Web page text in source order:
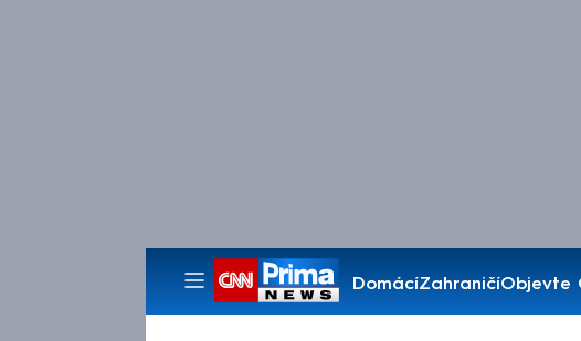
DomácíZahraničíObjevte
Pořady